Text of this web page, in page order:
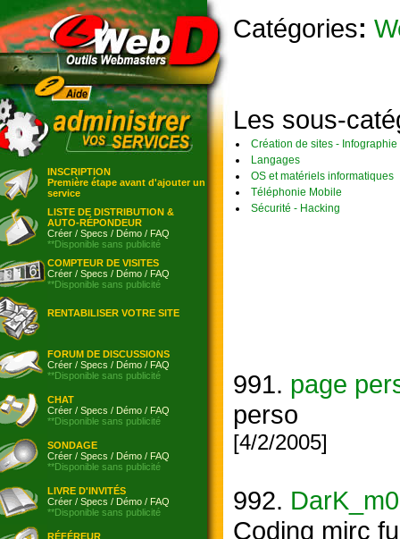
INSCRIPTION
Première étape avant d'ajouter un
service
LISTE DE DISTRIBUTION &
AUTO-RÉPONDEUR
Créer / Specs / Démo / FAQ
**Disponible sans publicité
COMPTEUR DE VISITES
Créer / Specs / Démo / FAQ
**Disponible sans publicité
RENTABILISER VOTRE SITE
FORUM DE DISCUSSIONS
Créer / Specs / Démo / FAQ
**Disponible sans publicité
CHAT
Créer / Specs / Démo / FAQ
**Disponible sans publicité
SONDAGE
Créer / Specs / Démo / FAQ
**Disponible sans publicité
LIVRE D'INVITÉS
Créer / Specs / Démo / FAQ
**Disponible sans publicité
RÉFÉREUR
Catégories:
Les sous-
Création de sites - Infographie
Langages
OS et matériels informatiques
Téléphonie Mobile
Sécurité - Hacking
991. page
perso
[4/2/2005]
992.
Coding mirc